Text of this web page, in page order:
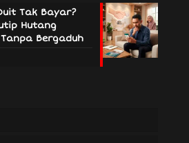
Tak Bayar?
Hutang
Bergaduh